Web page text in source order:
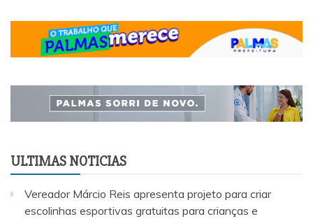
ULTIMAS NOTICIAS
Vereador Márcio Reis apresenta projeto para criar
escolinhas esportivas gratuitas para crianças e